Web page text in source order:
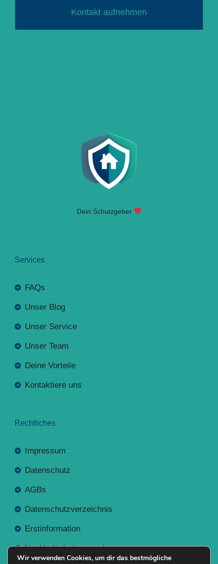
Kontakt aufnehmen
Dein Schutzgeber
Services
FAQs
Unser Blog
Unser Service
Unser Team
Deine Vorteile
Kontaktiere uns
Rechtliches
Impressum
Datenschutz
AGBs
Datenschutzverzeichnis
Erstinformation
Nachhaltigkeitsverordnung
Wir verwenden Cookies, um dir das bestmögliche